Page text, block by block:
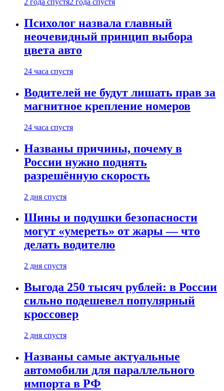
2 года спустя2 года спустя
Психолог назвала главный
неочевидный принцип выбора
цвета авто
24 часа спустя
Водителей не будут лишать прав за
магнитное крепление номеров
24 часа спустя
Названы причины, почему в
России нужно поднять
разрешённую скорость
2 дня спустя
Шины и подушки безопасности
могут «умереть» от жары — что
делать водителю
2 дня спустя
Выгода 250 тысяч рублей: в России
сильно подешевел популярный
кроссовер
2 дня спустя
Названы самые актуальные
автомобили для параллельного
импорта в РФ